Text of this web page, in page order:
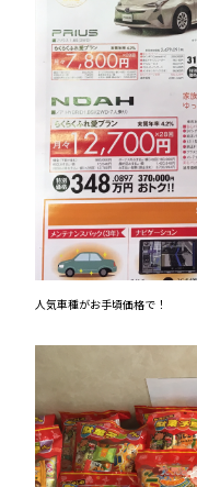
人気車種がお手頃価格で！